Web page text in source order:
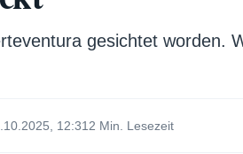
gesichtet worden.
12:31 2 Min. Lesezeit